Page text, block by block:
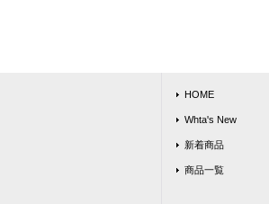
HOME
Whta's New
新着商品
商品一覧